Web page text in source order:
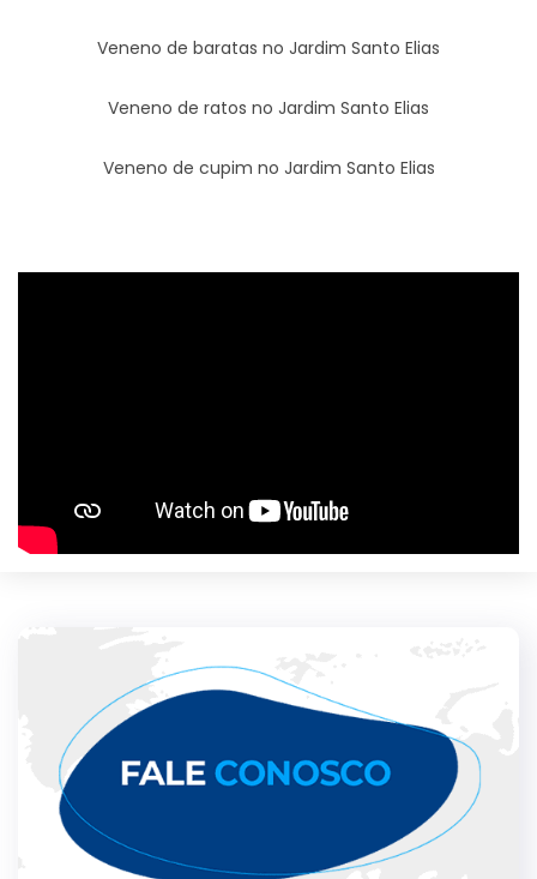
Veneno de baratas no Jardim Santo Elias
Veneno de ratos no Jardim Santo Elias
Veneno de cupim no Jardim Santo Elias